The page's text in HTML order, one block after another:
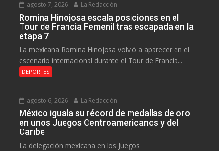
agosto 7, 2026 La Redacción
Romina Hinojosa escala posiciones en el
Tour de Francia Femenil tras escapada en la
etapa 7
La mexicana Romina Hinojosa volvió a aparecer en el
escenario internacional durante el Tour de Francia...
DEPORTES
agosto 6, 2026 La Redacción
México iguala su récord de medallas de oro
en unos Juegos Centroamericanos y del
Caribe
La delegación mexicana en los Juegos